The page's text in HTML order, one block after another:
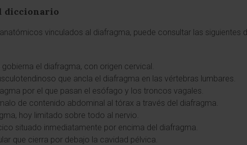
diccionario
vinculados al diafragma, puede consultar las siguientes
el diafragma, con origen cervical.
que ancla el diafragma en las vértebras lumbares.
por el que pasan el esófago y los troncos vagales.
de contenido abdominal al tórax a través del diafragma.
hoy limitado sobre todo al nervio.
situado inmediatamente por encima del diafragma.
que cierra por debajo la cavidad pélvica.